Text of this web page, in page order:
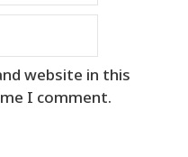
website in this
I comment.